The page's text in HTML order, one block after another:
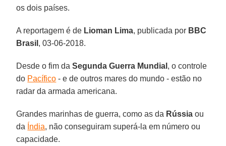
os dois países.
A reportagem é de Lioman Lima, publicada por BBC
Brasil , 03-06-2018.
Desde o fim daSegunda Guerra Mundial , o controle
do Pacífico - e de outros mares do mundo - estão no
radar da armada americana.
Grandes marinhas de guerra, como as da Rússia ou
da Índia, não conseguiram superá-la em número ou
capacidade.